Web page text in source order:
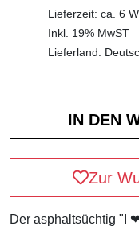
Lieferzeit: ca. 6
Inkl. 19% MwST
Lieferland:
Zur
Der asphaltsüchtig "I